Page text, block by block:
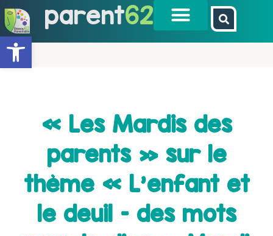
Ouvrir la barre d’outils
parent62
« Les Mardis des
parents » sur le
thème « L’enfant et
le deuil – des mots